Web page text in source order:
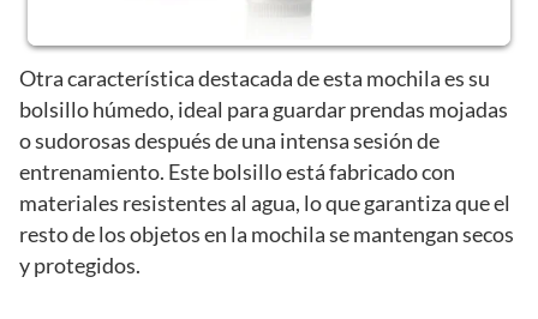
Otra característica destacada de esta mochila es su
bolsillo húmedo, ideal para guardar prendas mojadas
o sudorosas después de una intensa sesión de
entrenamiento. Este bolsillo está fabricado con
materiales resistentes al agua, lo que garantiza que el
resto de los objetos en la mochila se mantengan secos
y protegidos.